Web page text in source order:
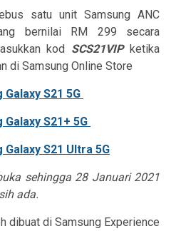
satu unit Samsung ANC
bernilai RM 299 secara
kod SCS21VIP ketika
di Samsung Online Store
S21 5G
S21+ 5G
S21 Ultra 5G
sehingga 28 Januari 2021
ada.
dibuat di Samsung Experience